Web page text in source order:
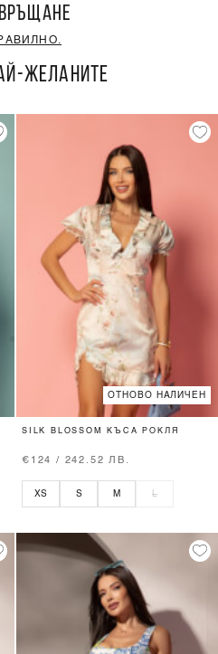
ЖЕЛАНИТЕ
ОТНОВО НАЛИЧЕН
SILK BLOSSOM КЪСА РОКЛЯ
€124 / 242.52 ЛВ.
XS S M L